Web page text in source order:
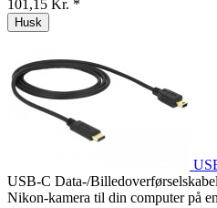
101,15 Kr. *
Husk
USB-C Data-/
Nikon-kamera til din computer på